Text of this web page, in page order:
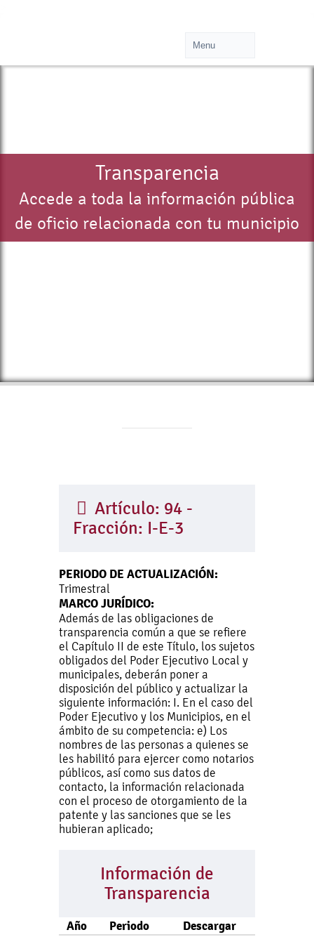
Transparencia
Accede a toda la información pública
de oficio relacionada con tu municipio
Artículo: 94 -
Fracción: I-E-3
PERIODO DE ACTUALIZACIÓN:
Trimestral
MARCO JURÍDICO:
Además de las obligaciones de
transparencia común a que se refiere
el Capítulo II de este Título, los sujetos
obligados del Poder Ejecutivo Local y
municipales, deberán poner a
disposición del público y actualizar la
siguiente información: I. En el caso del
Poder Ejecutivo y los Municipios, en el
ámbito de su competencia: e) Los
nombres de las personas a quienes se
les habilitó para ejercer como notarios
públicos, así como sus datos de
contacto, la información relacionada
con el proceso de otorgamiento de la
patente y las sanciones que se les
hubieran aplicado;
Información de
Transparencia
Año Periodo Descargar